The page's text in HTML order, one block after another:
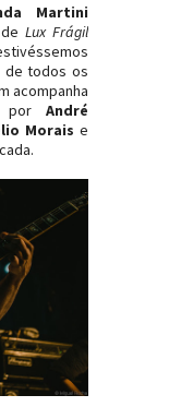
Martini
deLux Frágil
de todos os
acompanha
por André
Moraise